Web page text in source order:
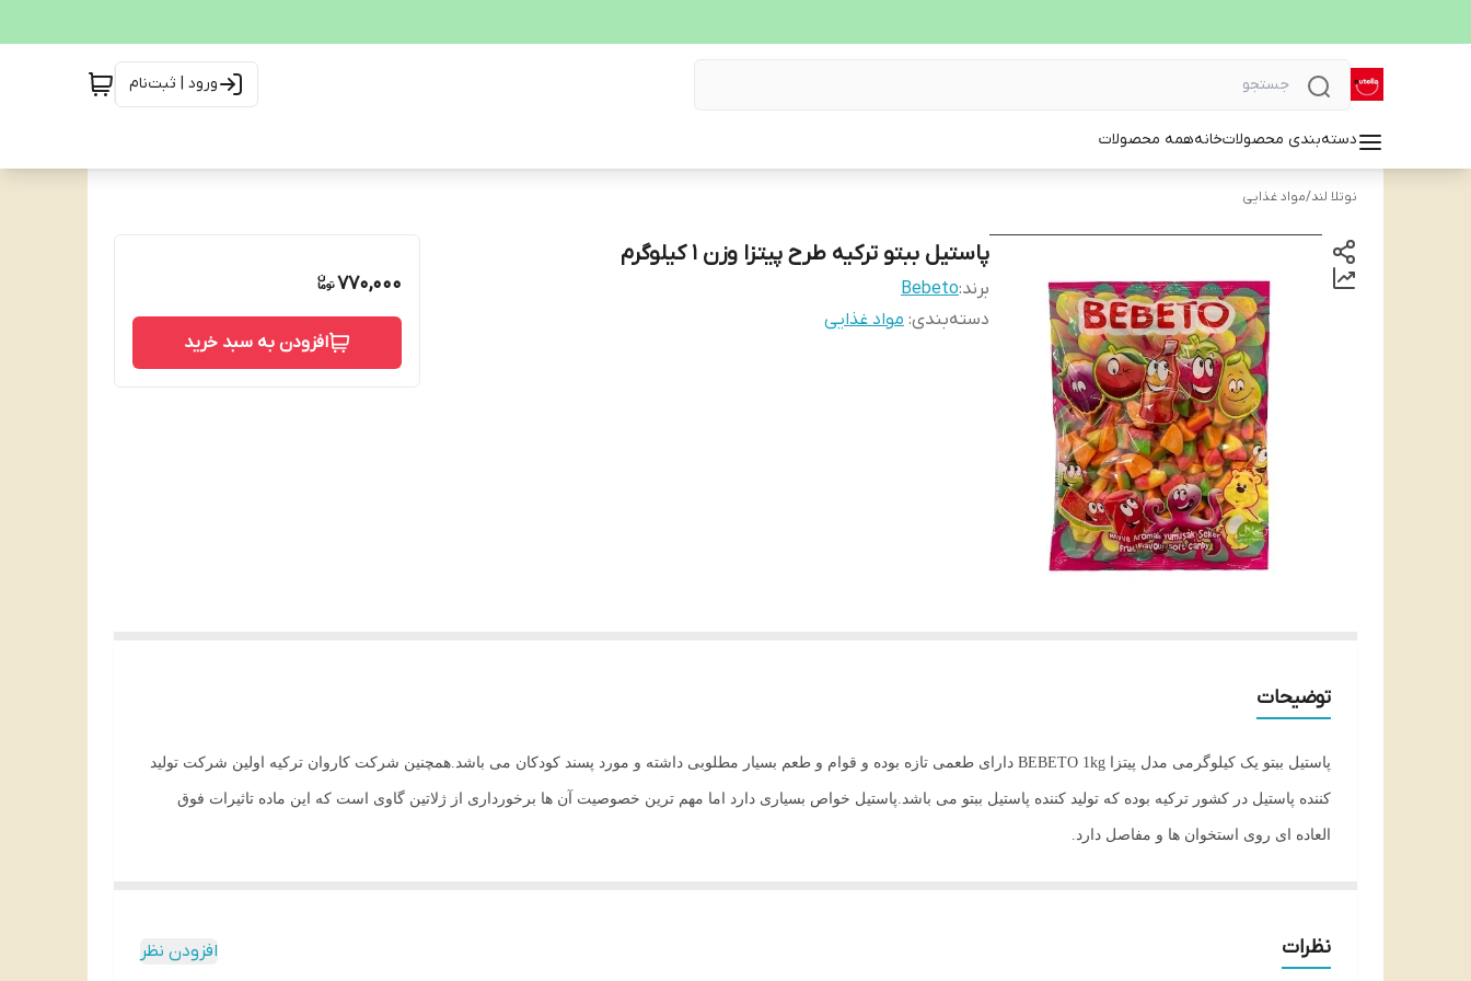
ورود | ثبت‌نام
دسته‌بندی محصولاتخانههمه محصولات
نوتلا لند/مواد غذایی
پاستیل ببتو ترکیه طرح پیتزا وزن ۱ کیلوگرم
برند:Bebeto
دسته‌بندی: مواد غذایی
770,000
افزودن به سبد خرید
توضیحات
پاستیل ببتو یک کیلوگرمی مدل پیتزا BEBETO 1kg دارای طعمی تازه بوده و قوام و طعم بسیار مطلوبی داشته و مورد پسند کودکان می باشد.همچنین شرکت کاروان ترکیه اولین شرکت تولید
کننده پاستیل در کشور ترکیه بوده که تولید کننده پاستیل ببتو می باشد.پاستیل خواص بسیاری دارد اما مهم ترین خصوصیت آن ها برخورداری از ژلاتین گاوی است که این ماده تاثیرات فوق
العاده ای روی استخوان ها و مفاصل دارد.
نظرات افزودن نظر